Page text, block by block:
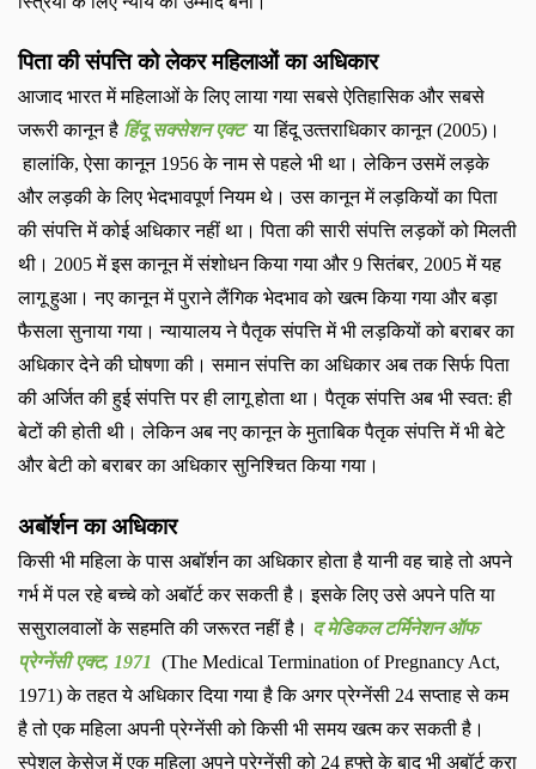
पिता की संपत्ति को लेकर महिलाओं का अधिकार
आजाद भारत में महिलाओं के लिए लाया गया सबसे ऐतिहासिक और सबसे
जरूरी कानून है हिंदू सक्‍सेशन एक्‍ट या हिंदू उत्‍तराधिकार कानून (2005) ।
हालांकि,ऐसा कानून 1956के नाम से पहले भी था। लेकिन उसमें लड़के
और लड़की के लिए भेदभावपूर्ण नियम थे। उस कानून में लड़कियों का पिता
की संपत्ति में कोई अधिकार नहीं था। पिता की सारी संपत्ति लड़कों को मिलती
थी। 2005में इस कानून में संशोधन किया गया और9सितंबर, 2005में यह
लागू हुआ। नए कानून में पुराने लैंगिक भेदभाव को खत्‍म किया गया और बड़ा
फैसला सुनाया गया। न्‍यायालय ने पैतृक संपत्ति में भी लड़कियों को बराबर का
अधिकार देने की घोषणा की। समान संपत्ति का अधिकार अब तक सिर्फ पिता
की अर्जित की हुई संपत्ति पर ही लागू होता था। पैतृक संपत्ति अब भी स्‍वत: ही
बेटों की होती थी। लेकिन अब नए कानून के मुताबिक पैतृक संपत्ति में भी बेटे
और बेटी को बराबर का अधिकार सुनिश्चित किया गया।
अबॉर्शन का अधिकार
किसी भी महिला के पास अबॉर्शन का अधिकार होता है यानी वह चाहे तो अपने
गर्भ में पल रहे बच्चे को अबॉर्ट कर सकती है। इसके लिए उसे अपने पति या
ससुरालवालों के सहमति की जरूरत नहीं है। द मेडिकल टर्मिनेशन ऑफ
प्रेग्नेंसी एक्‍ट, 1971 (The Medical Termination of Pregnancy Act,
1971)के तहत ये अधिकार दिया गया है कि अगर प्रेग्नेंसी 24सप्‍ताह से कम
है तो एक महिला अपनी प्रेग्नेंसी को किसी भी समय खत्म कर सकती है।
स्पेशल केसेज़ में एक महिला अपने प्रेग्नेंसी को 24हफ्ते के बाद भी अबॉर्ट करा